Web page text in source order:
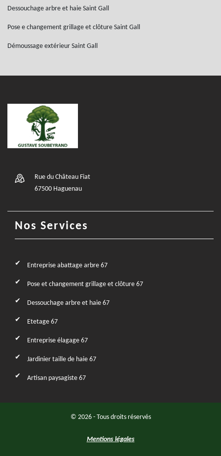
Dessouchage arbre et haie Saint Gall
Pose e changement grillage et clôture Saint Gall
Démoussage extérieur Saint Gall
Rue du Château Fiat
67500 Haguenau
Nos Services
Entreprise abattage arbre 67
Pose et changement grillage et clôture 67
Dessouchage arbre et haie 67
Etetage 67
Entreprise élagage 67
Jardinier taille de haie 67
Artisan paysagiste 67
© 2026 - Tous droits réservés
Mentions légales